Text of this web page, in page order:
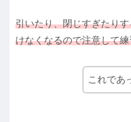
引いたり、閉じすぎたり
けなくなるので注意して
これであ